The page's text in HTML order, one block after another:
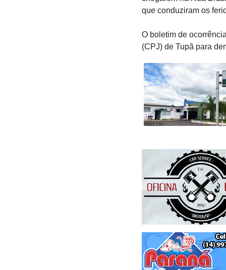
que conduziram os
O boletim de
(CPJ) de Tupã para